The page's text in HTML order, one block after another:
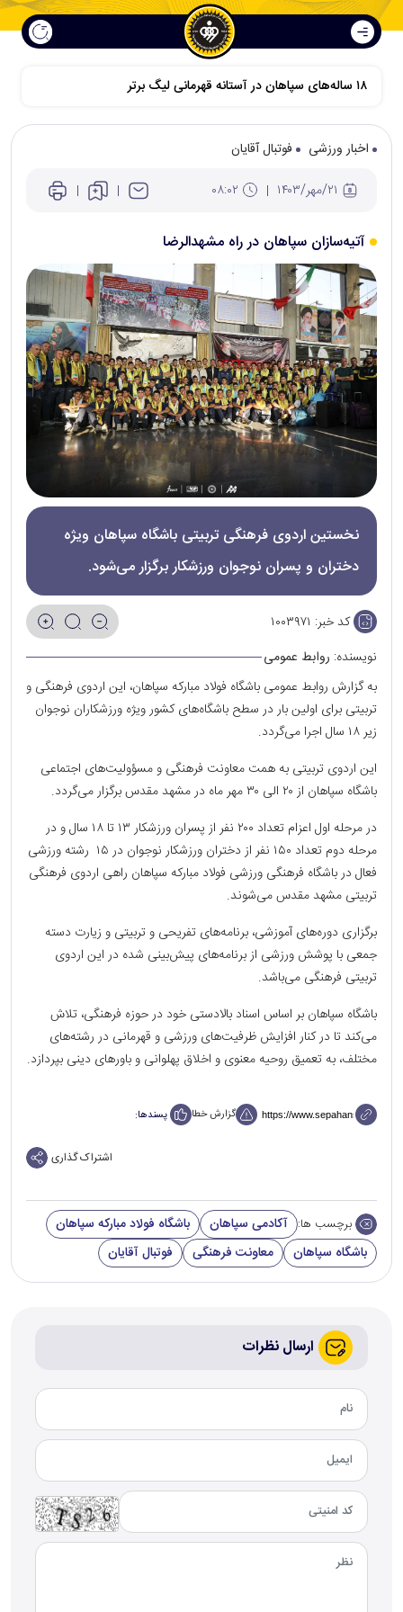
۱۸ ساله‌های سپاهان در آستانه قهرمانی لیگ برتر
اخبار ورزشی
فوتبال آقایان
آتیه‌سازان سپاهان در راه مشهدالرضا
نخستین اردوی فرهنگی تربیتی باشگاه سپاهان ویژه
دختران و پسران نوجوان ورزشکار برگزار می‌شود.
کد خبر: ۱۰۰۳۹۷۱
نویسنده: روابط عمومی
به گزارش روابط عمومی باشگاه فولاد مبارکه سپاهان، این اردوی فرهنگی و
تربیتی برای اولین بار در سطح باشگاه‌های کشور ویژه ورزشکاران نوجوان
زیر ۱۸ سال اجرا می‌گردد.
این اردوی تربیتی به همت معاونت فرهنگی و مسؤولیت‌های اجتماعی
باشگاه سپاهان از ۲۰ الی ۳۰ مهر ماه در مشهد مقدس برگزار می‌گردد.
در مرحله اول اعزام تعداد ۲۰۰ نفر از پسران ورزشکار ۱۳ تا ۱۸ سال و در
مرحله دوم تعداد ۱۵۰ نفر از دختران ورزشکار نوجوان در ۱۵ رشته ورزشی
فعال در باشگاه فرهنگی ورزشی فولاد مبارکه سپاهان راهی اردوی فرهنگی
تربیتی مشهد مقدس می‌شوند.
برگزاری دوره‌های آموزشی، برنامه‌های تفریحی و تربیتی و زیارت دسته
جمعی با پوشش ورزشی از برنامه‌های پیش‌بینی شده در این اردوی
تربیتی فرهنگی می‌باشد.
باشگاه سپاهان بر اساس اسناد بالادستی خود در حوزه فرهنگی، تلاش
می‌کند تا در کنار افزایش ظرفیت‌های ورزشی و قهرمانی در رشته‌های
مختلف، به تعمیق روحیه معنوی و اخلاق پهلوانی و باورهای دینی بپردازد.
گزارش خطا پسندها:
اشتراک گذاری
برچسب ها: آکادمی سپاهان
باشگاه فولاد مبارکه سپاهان
باشگاه سپاهان
معاونت فرهنگی فوتبال آقایان
ارسال نظرات